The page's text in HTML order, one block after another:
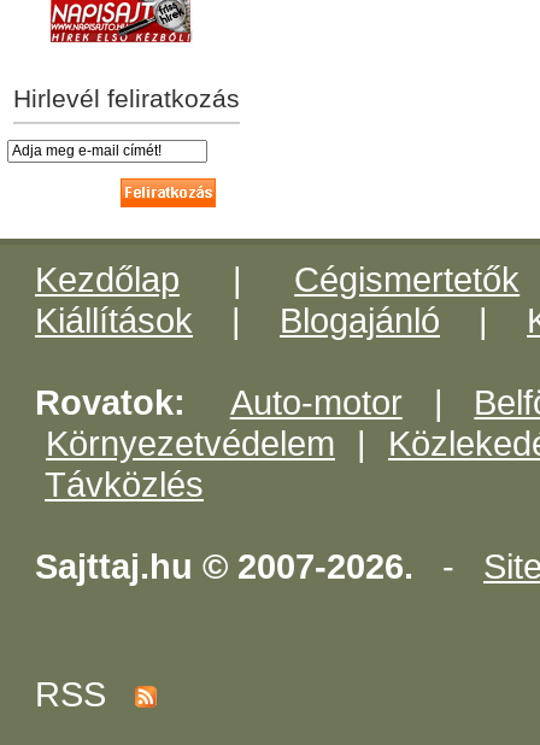
Hirlevél feliratkozás
Kezdőlap | Cégismertetők
Kiállítások | Blogajánló |
Rovatok: Auto-motor|
Környezetvédelem |
Távközlés
Sajttaj.hu © 2007-2026. -
RSS